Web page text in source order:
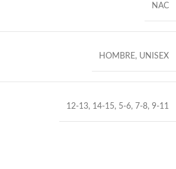
NAC
HOMBRE, UNISEX
12-13, 14-15, 5-6, 7-8, 9-11